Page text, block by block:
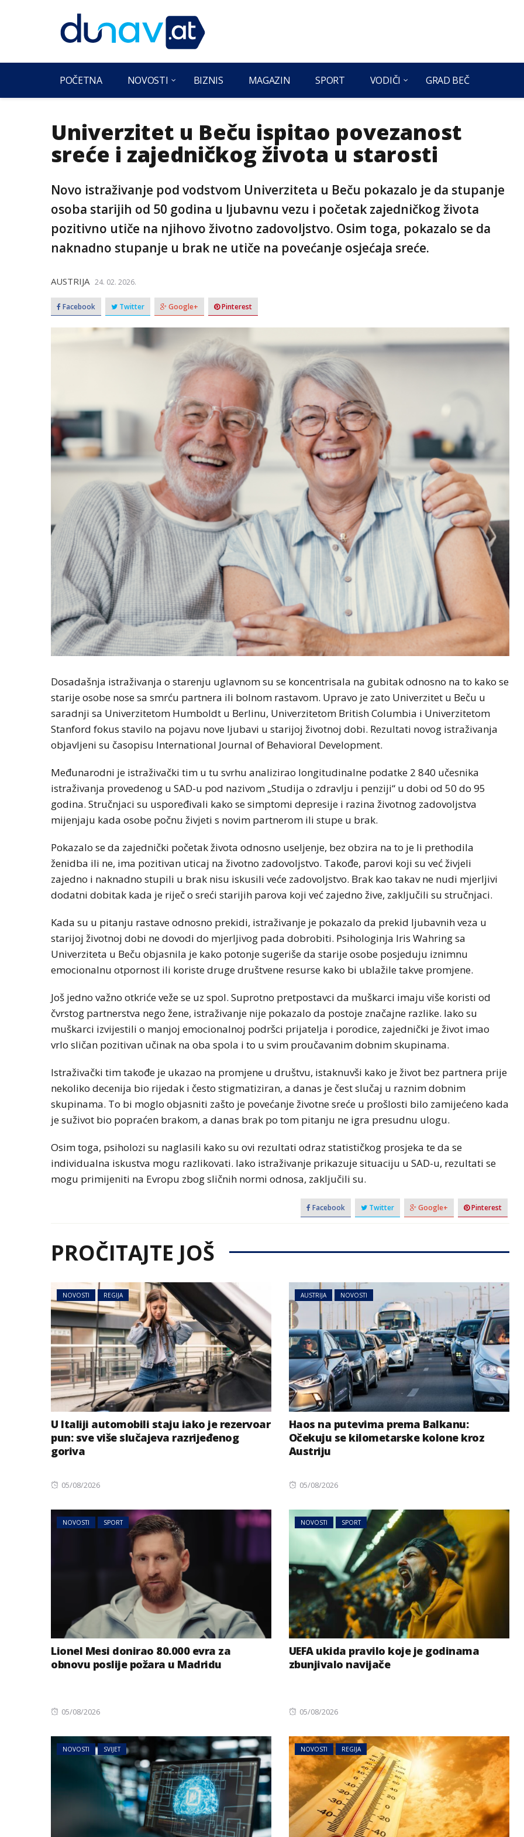
POČETNA NOVOSTI BIZNIS MAGAZIN SPORT VODIČI GRAD BEČ
Univerzitet u Beču ispitao povezanost
sreće i zajedničkog života u starosti
Novo istraživanje pod vodstvom Univerziteta u Beču pokazalo je da stupanje
osoba starijih od 50 godina u ljubavnu vezu i početak zajedničkog života
pozitivno utiče na njihovo životno zadovoljstvo. Osim toga, pokazalo se da
naknadno stupanje u brak ne utiče na povećanje osjećaja sreće.
AUSTRIJA 24. 02. 2026.
Facebook Twitter Google+ Pinterest
Dosadašnja istraživanja o starenju uglavnom su se koncentrisala na gubitak odnosno na to kako se
starije osobe nose sa smrću partnera ili bolnom rastavom. Upravo je zato Univerzitet u Beču u
saradnji sa Univerzitetom Humboldt u Berlinu, Univerzitetom British Columbia i Univerzitetom
Stanford fokus stavilo na pojavu nove ljubavi u starijoj životnoj dobi. Rezultati novog istraživanja
objavljeni su časopisu International Journal of Behavioral Development.
Međunarodni je istraživački tim u tu svrhu analizirao longitudinalne podatke 2 840 učesnika
istraživanja provedenog u SAD-u pod nazivom „Studija o zdravlju i penziji“ u dobi od 50 do 95
godina. Stručnjaci su uspoređivali kako se simptomi depresije i razina životnog zadovoljstva
mijenjaju kada osobe počnu živjeti s novim partnerom ili stupe u brak.
Pokazalo se da zajednički početak života odnosno useljenje, bez obzira na to je li prethodila
ženidba ili ne, ima pozitivan uticaj na životno zadovoljstvo. Takođe, parovi koji su već živjeli
zajedno i naknadno stupili u brak nisu iskusili veće zadovoljstvo. Brak kao takav ne nudi mjerljivi
dodatni dobitak kada je riječ o sreći starijih parova koji već zajedno žive, zaključili su stručnjaci.
Kada su u pitanju rastave odnosno prekidi, istraživanje je pokazalo da prekid ljubavnih veza u
starijoj životnoj dobi ne dovodi do mjerljivog pada dobrobiti. Psihologinja Iris Wahring sa
Univerziteta u Beču objasnila je kako potonje sugeriše da starije osobe posjeduju iznimnu
emocionalnu otpornost ili koriste druge društvene resurse kako bi ublažile takve promjene.
Još jedno važno otkriće veže se uz spol. Suprotno pretpostavci da muškarci imaju više koristi od
čvrstog partnerstva nego žene, istraživanje nije pokazalo da postoje značajne razlike. Iako su
muškarci izvijestili o manjoj emocionalnoj podršci prijatelja i porodice, zajednički je život imao
vrlo sličan pozitivan učinak na oba spola i to u svim proučavanim dobnim skupinama.
Istraživački tim takođe je ukazao na promjene u društvu, istaknuvši kako je život bez partnera prije
nekoliko decenija bio rijedak i često stigmatiziran, a danas je čest slučaj u raznim dobnim
skupinama. To bi moglo objasniti zašto je povećanje životne sreće u prošlosti bilo zamijećeno kada
je suživot bio popraćen brakom, a danas brak po tom pitanju ne igra presudnu ulogu.
Osim toga, psiholozi su naglasili kako su ovi rezultati odraz statističkog prosjeka te da se
individualna iskustva mogu razlikovati. Iako istraživanje prikazuje situaciju u SAD-u, rezultati se
mogu primijeniti na Evropu zbog sličnih normi odnosa, zaključili su.
Facebook Twitter Google+ Pinterest
PROČITAJTE JOŠ
NOVOSTI REGIJA
U Italiji automobili staju iako je rezervoar
pun: sve više slučajeva razrijeđenog
goriva
Posted
05/08/2026
AUSTRIJA NOVOSTI
Haos na putevima prema Balkanu:
Očekuju se kilometarske kolone kroz
Austriju
Posted
05/08/2026
NOVOSTI SPORT
Lionel Mesi donirao 80.000 evra za
obnovu poslije požara u Madridu
Posted
05/08/2026
NOVOSTI SPORT
UEFA ukida pravilo koje je godinama
zbunjivalo navijače
Posted
05/08/2026
NOVOSTI SVIJET NOVOSTI REGIJA